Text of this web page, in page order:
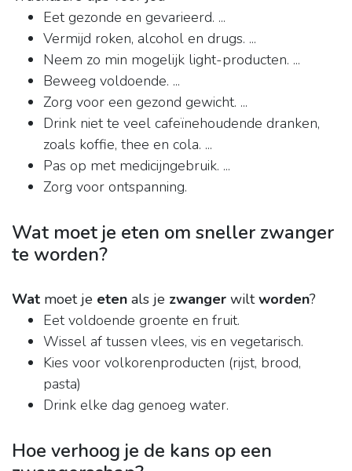
Eet gezonde en gevarieerd. ...
Vermijd roken, alcohol en drugs. ...
Neem zo min mogelijk light-producten. ...
Beweeg voldoende. ...
Zorg voor een gezond gewicht. ...
Drink niet te veel cafeïnehoudende dranken,
zoals koffie, thee en cola. ...
Pas op met medicijngebruik. ...
Zorg voor ontspanning.
Wat moet je eten om sneller zwanger
te worden?
Wat moet je eten als je zwanger wiltworden?
Eet voldoende groente en fruit.
Wissel af tussen vlees, vis en vegetarisch.
Kies voor volkorenproducten (rijst, brood,
pasta)
Drink elke dag genoeg water.
Hoe verhoog je de kans op een